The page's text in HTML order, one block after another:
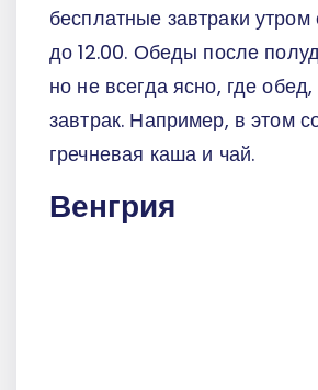
бесплатные завтраки утром
до 12.00. Обеды после
но не всегда ясно, где обед,
завтрак. Например, в этом
гречневая каша и чай.
Венгрия